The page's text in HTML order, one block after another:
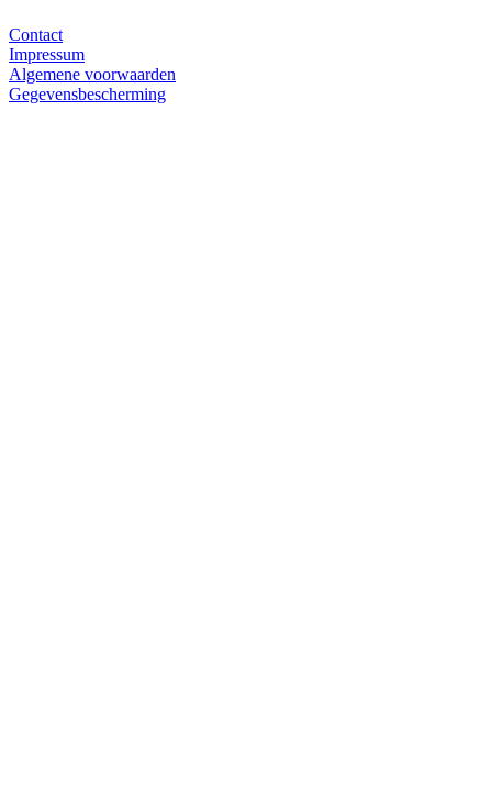
Contact
Impressum
Algemene voorwaarden
Gegevensbescherming